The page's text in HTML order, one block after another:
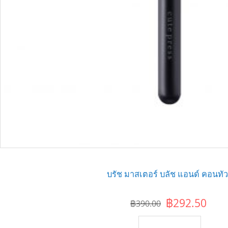
บรัช มาสเตอร์ บลัช แอนด์ คอนทั
฿292.50
฿390.00